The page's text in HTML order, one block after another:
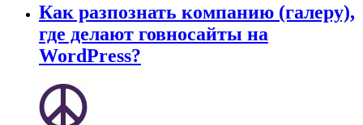
Как разпознать компанию (галеру),
где делают говносайты на
WordPress?